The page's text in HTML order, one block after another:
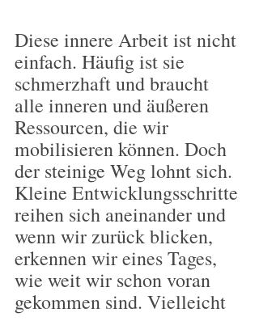
Diese innere Arbeit ist nicht
einfach. Häufig ist sie
schmerzhaft und braucht
alle inneren und äußeren
Ressourcen, die wir
mobilisieren können. Doch
der steinige Weg lohnt sich.
Kleine Entwicklungsschritte
reihen sich aneinander und
wenn wir zurück blicken,
erkennen wir eines Tages,
wie weit wir schon voran
gekommen sind. Vielleicht